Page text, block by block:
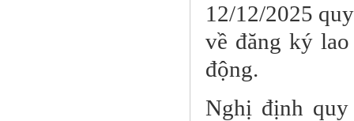
12/12/2025
về đăng ký
động.
Nghị định